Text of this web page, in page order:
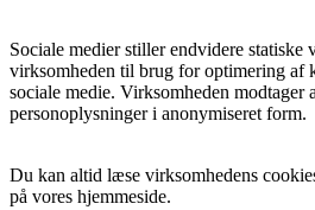
Sociale medier stiller endvidere
virksomheden til brug for optimering af
sociale medie. Virksomheden modtager
personoplysninger i anonymiseret form.
Du kan altid læse virksomhedens
på vores hjemmeside.